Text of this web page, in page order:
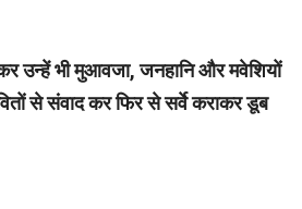
कर उन्हें भी मुआवजा, जनहानि और मवेशियों
से संवाद कर फिर से सर्वे कराकर डूब